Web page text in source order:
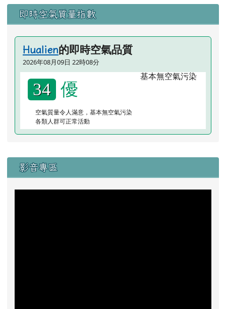
即時空氣質量指數
Hualien的即時空氣品質
2026年08月09日 22時08分
34 優
空氣質量令人滿意，基本無空氣污染
各類人群可正常活動
右邊區域內容
影音專區